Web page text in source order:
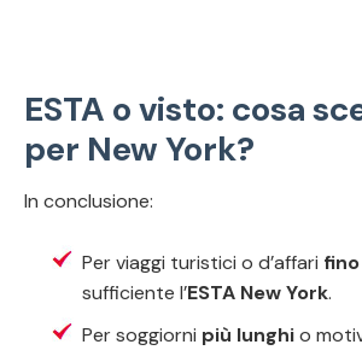
ESTA o visto: cosa
per New York?
In conclusione:
Per viaggi turistici o d’affari
sufficiente l’ESTA New York.
Per soggiorni più lunghio